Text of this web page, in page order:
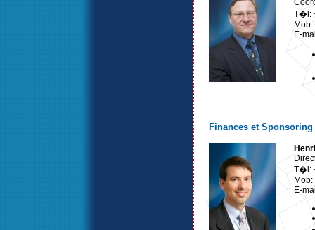
T�l:
Mob:
E-
Finances et Sponsoring
T�l:
E-